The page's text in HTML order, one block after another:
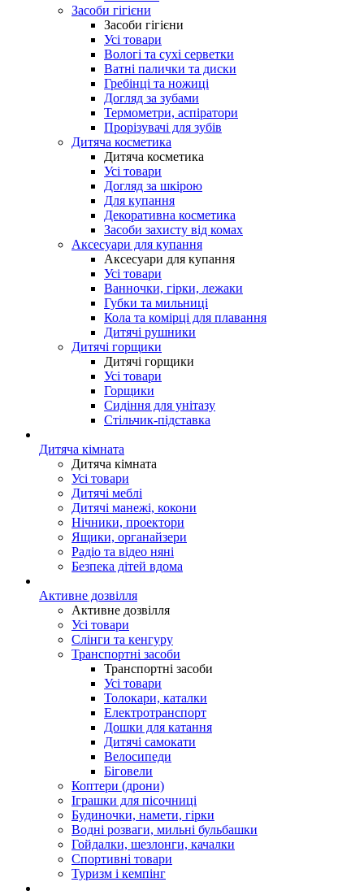
Засоби гігієни
Засоби гігієни
Усі товари
Вологі та сухі серветки
Ватні палички та диски
Гребінці та ножиці
Догляд за зубами
Термометри, аспіратори
Прорізувачі для зубів
Дитяча косметика
Дитяча косметика
Усі товари
Догляд за шкірою
Для купання
Декоративна косметика
Засоби захисту від комах
Аксесуари для купання
Аксесуари для купання
Усі товари
Ванночки, гірки, лежаки
Губки та мильниці
Кола та комірці для плавання
Дитячі рушники
Дитячі горщики
Дитячі горщики
Усі товари
Горщики
Сидіння для унітазу
Стільчик-підставка
Дитяча кімната
Дитяча кімната
Усі товари
Дитячі меблі
Дитячі манежі, кокони
Нічники, проектори
Ящики, органайзери
Радіо та відео няні
Безпека дітей вдома
Активне дозвілля
Активне дозвілля
Усі товари
Слінги та кенгуру
Транспортні засоби
Транспортні засоби
Усі товари
Толокари, каталки
Електротранспорт
Дошки для катання
Дитячі самокати
Велосипеди
Біговели
Коптери (дрони)
Іграшки для пісочниці
Будиночки, намети, гірки
Водні розваги, мильні бульбашки
Гойдалки, шезлонги, качалки
Спортивні товари
Туризм і кемпінг